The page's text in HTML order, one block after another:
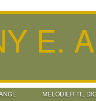
E.
MELODIER TIL